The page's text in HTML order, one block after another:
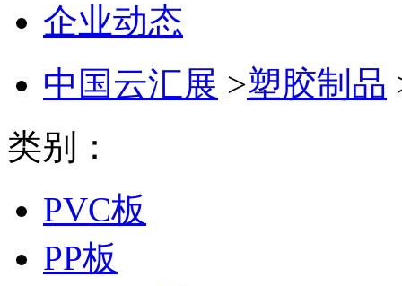
企业动态
中国云汇展 >塑胶制品
类别：
PVC板
PP板